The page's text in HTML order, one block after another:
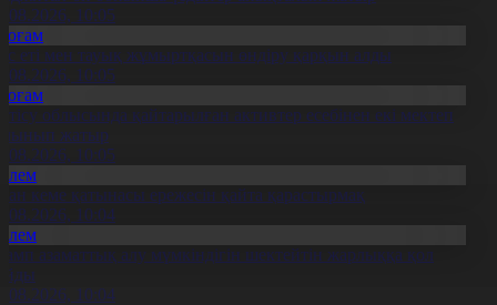
10:05
еті мен тауық жұмыртқасын өндіру қарқын алды
10:05
облысында қайтарылған активтер есебінен екі мектеп
жатыр
10:05
кеме қатынасы ережесін қайта қарастырмақ
10:04
азаматтық алу мүмкіндігін шектейтін жарлыққа қол
10:04